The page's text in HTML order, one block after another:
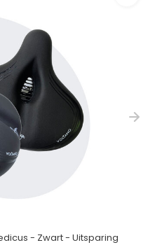
- Zwart - Uitsparing